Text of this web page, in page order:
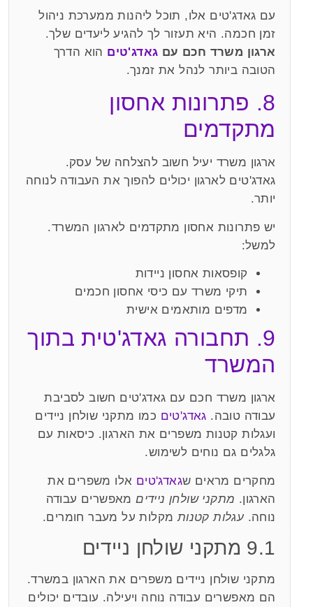
עם גאדג'טים אלו, תוכל ליהנות ממערכת ניהול
זמן חכמה. היא תעזור לך להגיע ליעדים שלך.
ארגון משרד חכם עם גאדג'טים הוא הדרך
הטובה ביותר לנהל את זמנך.
8. פתרונות אחסון
מתקדמים
ארגון משרד יעיל חשוב להצלחה של עסק.
גאדג'טים לארגון יכולים להפוך את העבודה לנוחה
יותר.
יש פתרונות אחסון מתקדמים לארגון המשרד.
למשל:
קופסאות אחסון ניידות
תיקי משרד עם כיסי אחסון חכמים
מדפים מותאמים אישית
9. תחבורה גאדג'טית בתוך
המשרד
ארגון משרד חכם עם גאדג'טים חשוב לסביבת
עבודה טובה. גאדג'טים כמו מתקני שולחן ניידים
ועגלות קטנות משפרים את הארגון. כיסאות עם
גלגלים גם נוחים לשימוש.
מחקרים מראים שגאדג'טים אלו משפרים את
הארגון. מתקני שולחן ניידים מאפשרים עבודה
נוחה. עגלות קטנות מקלות על מעבר חומרים.
9.1 מתקני שולחן ניידים
מתקני שולחן ניידים משפרים את הארגון במשרד.
הם מאפשרים עבודה נוחה ויעילה. עובדים יכולים